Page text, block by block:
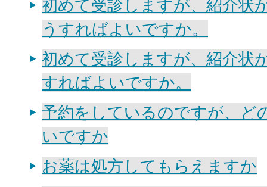
初めて受診しますが、紹介状
うすればよいですか。
初めて受診しますが、紹介状
すればよいですか。
予約をしているのですが、ど
いですか
お薬は処方してもらえますか